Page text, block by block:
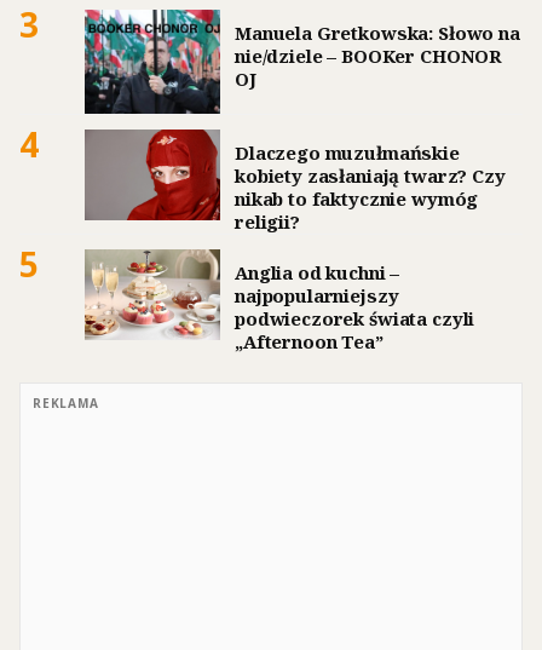
3
Manuela Gretkowska: Słowo na
nie/dziele – BOOKer CHONOR
OJ
4
Dlaczego muzułmańskie
kobiety zasłaniają twarz? Czy
nikab to faktycznie wymóg
religii?
5
Anglia od kuchni –
najpopularniejszy
podwieczorek świata czyli
„Afternoon Tea”
REKLAMA